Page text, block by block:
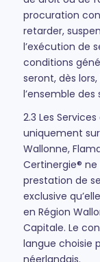
procuration
retarder,
l’exécution de
conditions
seront, dès
l’ensemble des
2.3 Les
uniquement
Wallonne,
Certinergie®
prestation de
exclusive
en Région
Capitale. Le
langue choisie